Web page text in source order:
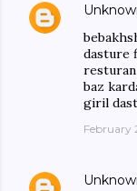
dasture
resturan
baz
giril
February